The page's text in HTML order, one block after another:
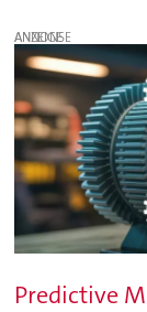
ANZEIGE
Predictive